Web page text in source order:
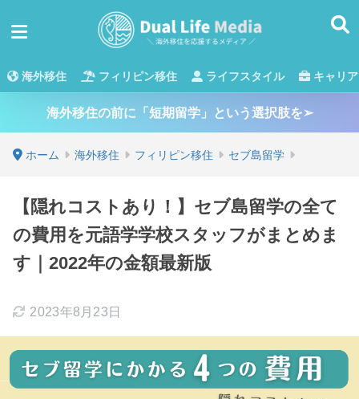
海外移住 フィリピン移住 ライフスタイル キャリア
海外移住の前に「短期留学」という選択肢を➢
ホーム 海外移住 フィリピン移住 セブ島留学
【隠れコストあり！】セブ島留学の全て
の費用を元語学学校スタッフがまとめま
す｜2022年の金額最新版
2023年8月23日